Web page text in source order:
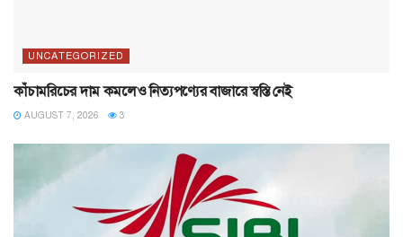
UNCATEGORIZED
কাঁচামরিচের দাম কমলেও নিত্যপণ্যের বাজারে স্বস্তি নেই
AUGUST 7, 2026 3